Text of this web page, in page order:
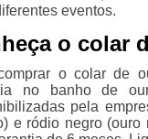
eventos.
o colar
o colar de
no banho de
pela
e ródio negro